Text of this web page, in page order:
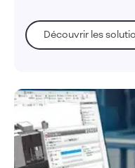
Découvrir les